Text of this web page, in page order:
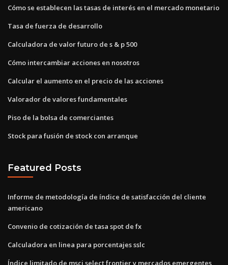
Cómo se establecen las tasas de interés en el mercado monetario
Tasa de fuerza de desarrollo
Calculadora de valor futuro de s & p 500
Cómo intercambiar acciones en nosotros
Calcular el aumento en el precio de las acciones
Valorador de valores fundamentales
Piso de la bolsa de comerciantes
Stock para fusión de stock con arranque
Featured Posts
Informe de metodología de índice de satisfacción del cliente
americano
Convenio de cotización de tasa spot de fx
Calculadora en linea para porcentajes sslc
Índice limitado de msci select frontier y mercados emergentes